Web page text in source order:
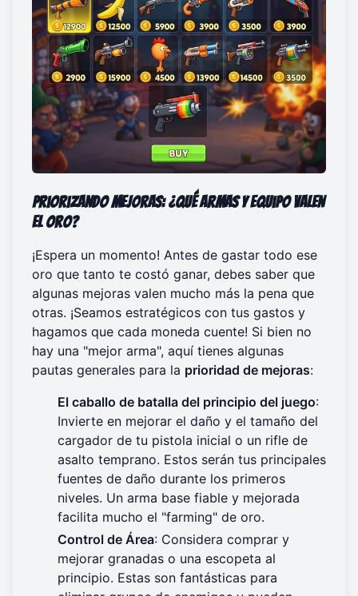
Priorizando Mejoras: ¿Qué Armas y Equipo Valen
el Oro?
¡Espera un momento! Antes de gastar todo ese
oro que tanto te costó ganar, debes saber que
algunas mejoras valen mucho más la pena que
otras. ¡Seamos estratégicos con tus gastos y
hagamos que cada moneda cuente! Si bien no
hay una "mejor arma", aquí tienes algunas
pautas generales para la prioridad de mejoras:
El caballo de batalla del principio del juego:
Invierte en mejorar el daño y el tamaño del
cargador de tu pistola inicial o un rifle de
asalto temprano. Estos serán tus principales
fuentes de daño durante los primeros
niveles. Un arma base fiable y mejorada
facilita mucho el "farming" de oro.
Control de Área: Considera comprar y
mejorar granadas o una escopeta al
principio. Estas son fantásticas para